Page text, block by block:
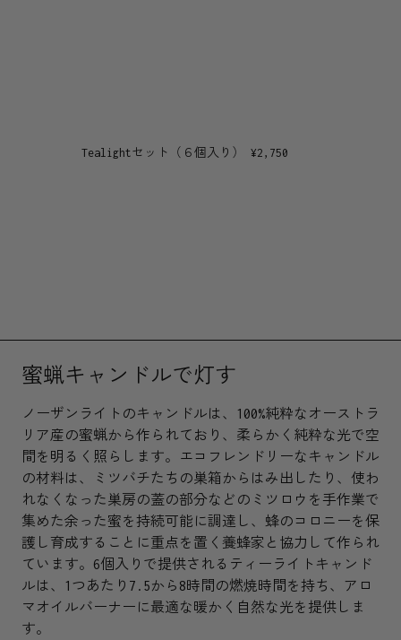
Tealightセット（６個入り） ¥2,750
蜜蝋キャンドルで灯す
ノーザンライトのキャンドルは、100%純粋なオーストラ
リア産の蜜蝋から作られており、柔らかく純粋な光で空
間を明るく照らします。エコフレンドリーなキャンドル
の材料は、ミツバチたちの巣箱からはみ出したり、使わ
れなくなった巣房の蓋の部分などのミツロウを手作業で
集めた余った蜜を持続可能に調達し、蜂のコロニーを保
護し育成することに重点を置く養蜂家と協力して作られ
ています。6個入りで提供されるティーライトキャンド
ルは、1つあたり7.5から8時間の燃焼時間を持ち、アロ
マオイルバーナーに最適な暖かく自然な光を提供しま
す。